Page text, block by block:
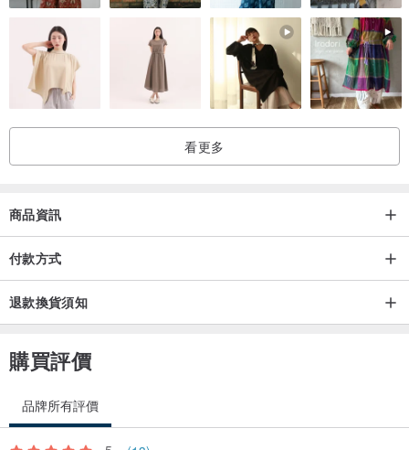
看更多
商品資訊
付款方式
退款換貨須知
購買評價
品牌所有評價